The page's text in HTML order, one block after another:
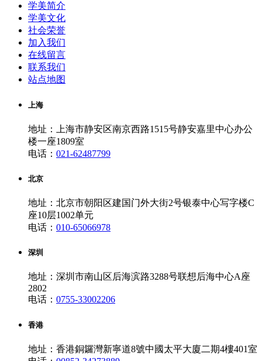
学美简介
学美文化
社会荣誉
加入我们
在线留言
联系我们
站点地图
上海
地址：上海市静安区南京西路1515号静安嘉里中心办公
楼一座1809室
电话： 021-62487799
北京
地址：北京市朝阳区建国门外大街2号银泰中心写字楼C
座10层1002单元
电话： 010-65066978
深圳
地址：深圳市南山区后海滨路3288号联想后海中心A座
2802
电话： 0755-33002206
香港
地址：香港銅鑼灣新寧道8號中國太平大廈二期4樓401室